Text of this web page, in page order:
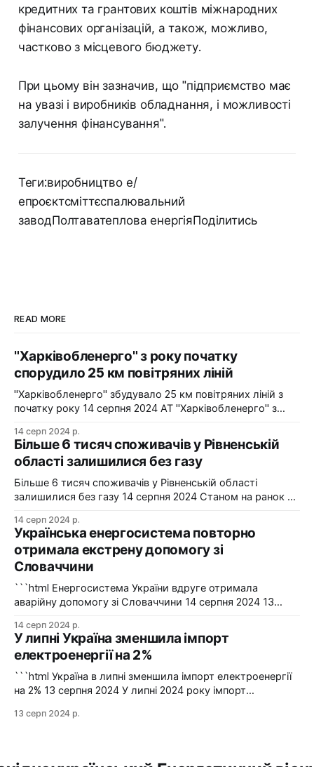
кредитних та грантових коштів міжнародних
фінансових організацій, а також, можливо,
частково з місцевого бюджету.
При цьому він зазначив, що "підприємство має
на увазі і виробників обладнання, і можливості
залучення фінансування".
Теги:виробництво е/
епроєктсміттєспалювальний
заводПолтаватеплова енергіяПоділитись
READ MORE
"Харківобленерго" з року початку
спорудило 25 км повітряних ліній
"Харківобленерго" збудувало 25 км повітряних ліній з
початку року 14 серпня 2024 АТ "Харківобленерго" з
ліній, оновило 1134 опори та встановило 5 нових
електропідстанцій у рамках інвестиційної програми на
2024-2025 роки. Фото: "Харківобленерго" "АТ
"Харківобленерго&
14 серп 2024 р.
Більше 6 тисяч споживачів у Рівненській
області залишилися без газу
Більше 6 тисяч споживачів у Рівненській області
залишилися без газу 14 серпня 2024 Станом на ранок 14
області залишилися без газопостачання через
технологічні проблеми. Фото: Рівнегаз Також, в
Сумській області в одному з населених пунктів в
результаті удару керованою авіабомбою пошкоджено
сталевий
14 серп 2024 р.
Українська енергосистема повторно
отримала екстрену допомогу зі
Словаччини
```html Енергосистема України вдруге отримала
аварійну допомогу зі Словаччини 14 серпня 2024 13
аварійну допомогу зі Словаччини. Фото: Shutterstock "У
вчорашній день, 13 серпня, НЕК "Укренерго" запитала
аварійну допомогу з енергосистеми Словаччини", –
йдеться в повідомленні пресслужби оператора системи
передачі. Експорт
14 серп 2024 р.
У липні Україна зменшила імпорт
електроенергії на 2%
```html Україна в липні зменшила імпорт електроенергії
на 2% 13 серпня 2024 У липні 2024 року імпорт
червнем. Експорт залишався на нульовому рівні. Графіка:
13 серп 2024 р.